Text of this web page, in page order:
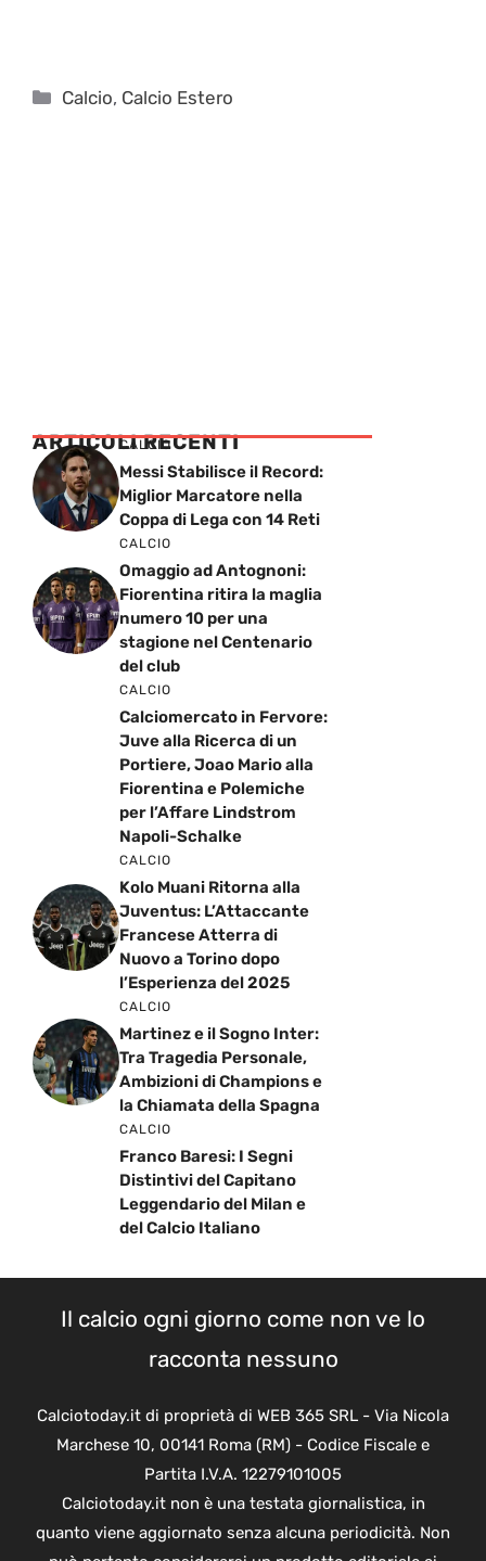
Categorie
Calcio, Calcio Estero
ARTICOLI RECENTI
CALCIO
Messi Stabilisce il Record:
Miglior Marcatore nella
Coppa di Lega con 14 Reti
CALCIO
Omaggio ad Antognoni:
Fiorentina ritira la maglia
numero 10 per una
stagione nel Centenario
del club
CALCIO
Calciomercato in Fervore:
Juve alla Ricerca di un
Portiere, Joao Mario alla
Fiorentina e Polemiche
per l’Affare Lindstrom
Napoli-Schalke
CALCIO
Kolo Muani Ritorna alla
Juventus: L’Attaccante
Francese Atterra di
Nuovo a Torino dopo
l’Esperienza del 2025
CALCIO
Martinez e il Sogno Inter:
Tra Tragedia Personale,
Ambizioni di Champions e
la Chiamata della Spagna
CALCIO
Franco Baresi: I Segni
Distintivi del Capitano
Leggendario del Milan e
del Calcio Italiano
Il calcio ogni giorno come non ve lo
racconta nessuno
Calciotoday.it di proprietà di WEB 365 SRL - Via Nicola
Marchese 10, 00141 Roma (RM) - Codice Fiscale e
Partita I.V.A. 12279101005
Calciotoday.it non è una testata giornalistica, in
quanto viene aggiornato senza alcuna periodicità. Non